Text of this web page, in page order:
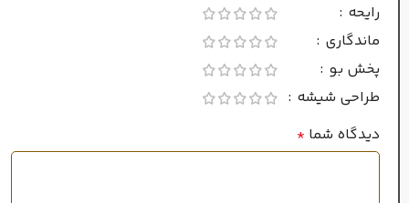
فصل
ماندگاری
رایحه
ماندگاری
پخش بو
طراحی شیشه
دیدگاه شما *